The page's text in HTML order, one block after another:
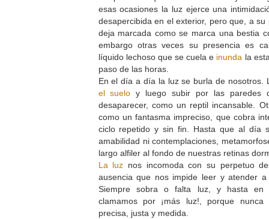
esas ocasiones la luz ejerce una
desapercibida en el exterior, pero que, a
deja marcada como se marca una bestia
embargo otras veces su presencia es
líquido lechoso que se cuela e inunda la
paso de las horas.
En el día a día la luz se burla de nosotros.
el suelo y luego subir por las paredes
desaparecer, como un reptil incansable.
como un fantasma impreciso, que cobra
ciclo repetido y sin fin. Hasta que al día
amabilidad ni contemplaciones,
largo alfiler al fondo de nuestras retinas
La luz nos incomoda con su perpetuo
ausencia que nos impide leer y atender
Siempre sobra o falta luz, y hasta en
clamamos por ¡más luz!, porque nunca
precisa, justa y medida.